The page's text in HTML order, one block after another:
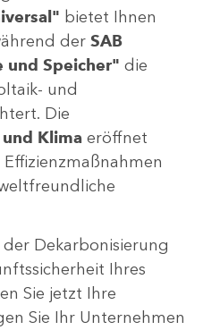
bietet Ihnen
der SAB
und Speicher" die
und
Die
Klima eröffnet
Dekarbonisierung
Ihres
Sie jetzt Ihre
Sie Ihr Unternehmen